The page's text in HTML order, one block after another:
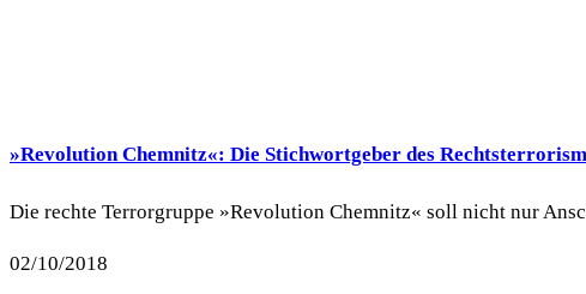
»Revolution Chemnitz«: Die Stichwortgeber des
Die rechte Terrorgruppe »Revolution Chemnitz« soll nicht nur
02/10/2018